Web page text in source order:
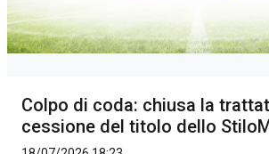
Colpo di coda: chiusa la
cessione del titolo dello